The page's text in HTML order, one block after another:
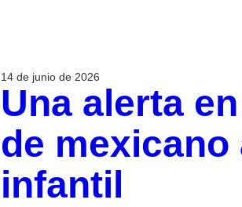
14 de junio de 2026
Una alerta
de
infantil